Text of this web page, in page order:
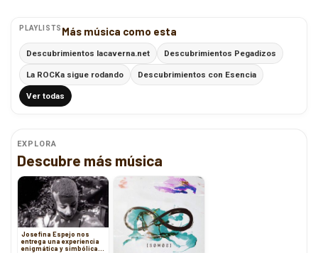
PLAYLISTS Más música como esta
Descubrimientos lacaverna.net Descubrimientos Pegadizos
La ROCKa sigue rodando Descubrimientos con Esencia
Ver todas
EXPLORA
Descubre más música
Josefina Espejo nos
entrega una experiencia
enigmática y simbólica